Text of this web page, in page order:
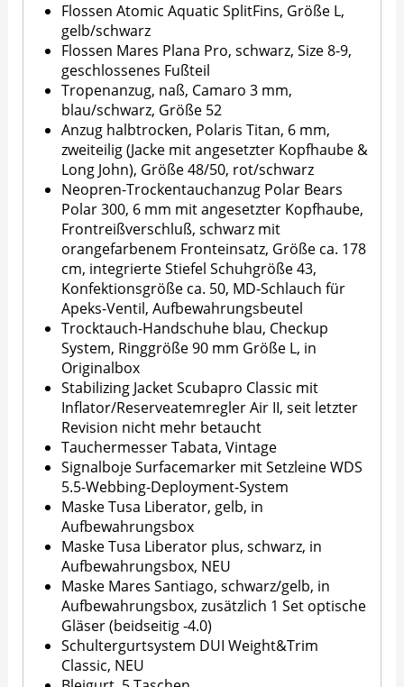
Flossen Atomic Aquatic SplitFins, Größe L,
gelb/schwarz
Flossen Mares Plana Pro, schwarz, Size 8-9,
geschlossenes Fußteil
Tropenanzug, naß, Camaro 3 mm,
blau/schwarz, Größe 52
Anzug halbtrocken, Polaris Titan, 6 mm,
zweiteilig (Jacke mit angesetzter Kopfhaube &
Long John), Größe 48/50, rot/schwarz
Neopren-Trockentauchanzug Polar Bears
Polar 300, 6 mm mit angesetzter Kopfhaube,
Frontreißverschluß, schwarz mit
orangefarbenem Fronteinsatz, Größe ca. 178
cm, integrierte Stiefel Schuhgröße 43,
Konfektionsgröße ca. 50, MD-Schlauch für
Apeks-Ventil, Aufbewahrungsbeutel
Trocktauch-Handschuhe blau, Checkup
System, Ringgröße 90 mm Größe L, in
Originalbox
Stabilizing Jacket Scubapro Classic mit
Inflator/Reserveatemregler Air II, seit letzter
Revision nicht mehr betaucht
Tauchermesser Tabata, Vintage
Signalboje Surfacemarker mit Setzleine WDS
5.5-Webbing-Deployment-System
Maske Tusa Liberator, gelb, in
Aufbewahrungsbox
Maske Tusa Liberator plus, schwarz, in
Aufbewahrungsbox, NEU
Maske Mares Santiago, schwarz/gelb, in
Aufbewahrungsbox, zusätzlich 1 Set optische
Gläser (beidseitig -4.0)
Schultergurtsystem DUI Weight&Trim
Classic, NEU